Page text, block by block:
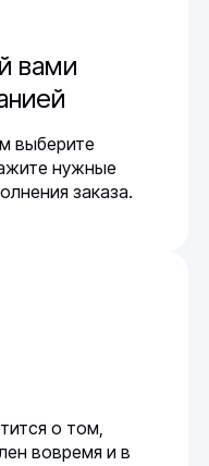
вами
выберите
нужные
заказа.
о том,
вовремя и в